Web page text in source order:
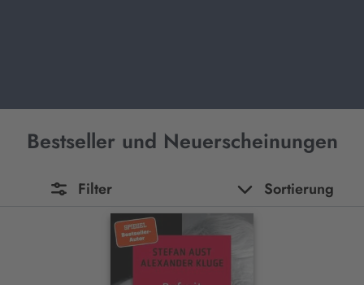
Bestseller und Neuerscheinungen
Filter Sortierung